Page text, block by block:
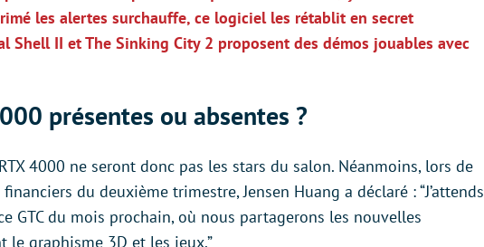
les alertes surchauffe, ce logiciel les rétablit en secret
Shell II et The Sinking City 2 proposent des démos jouables avec
présentes ou absentes ?
4000 ne seront donc pas les stars du salon. Néanmoins, lors de
du deuxième trimestre, Jensen Huang a déclaré : “J’attends
GTC du mois prochain, où nous partagerons les nouvelles
le graphisme 3D et les jeux.”